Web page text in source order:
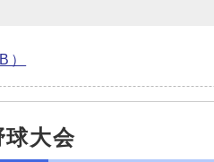
）
球大会